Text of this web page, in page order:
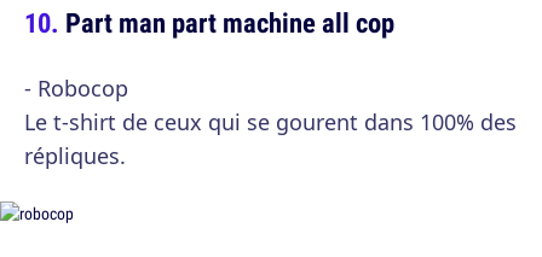
Part man part machine all cop
- Robocop
Le t-shirt de ceux qui se gourent dans 100% des
répliques.